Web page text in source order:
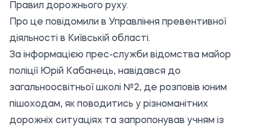
Правил дорожнього руху.
Про це повідомили в Управління превентивної
діяльності в Київській області.
За інформацією прес-служби відомства майор
поліції Юрій Кабанець, навідався до
загальноосвітньої школі №2, де розповів юним
пішоходам, як поводитись у різноманітних
дорожніх ситуаціях та запропонував учням із